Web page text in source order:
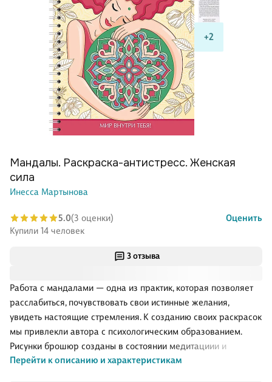
+2
3 отзыва
Работа с мандалами — одна из практик, которая позволяет
расслабиться, почувствовать свои истинные желания,
увидеть настоящие стремления. К созданию своих раскрасок
мы привлекли автора с психологическим образованием.
Рисунки брошюр созданы в состоянии медитациии и
наполнены позитивной энергетикой.
Перейти к описанию и характеристикам
Мандалы. Раскраска-антистресс. Женская
сила
Инесса Мартынова
5.0(3 оценки)
Оценить
Купили 14 человек